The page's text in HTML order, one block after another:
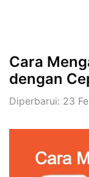
Cara
dengan
Diperbarui: 23